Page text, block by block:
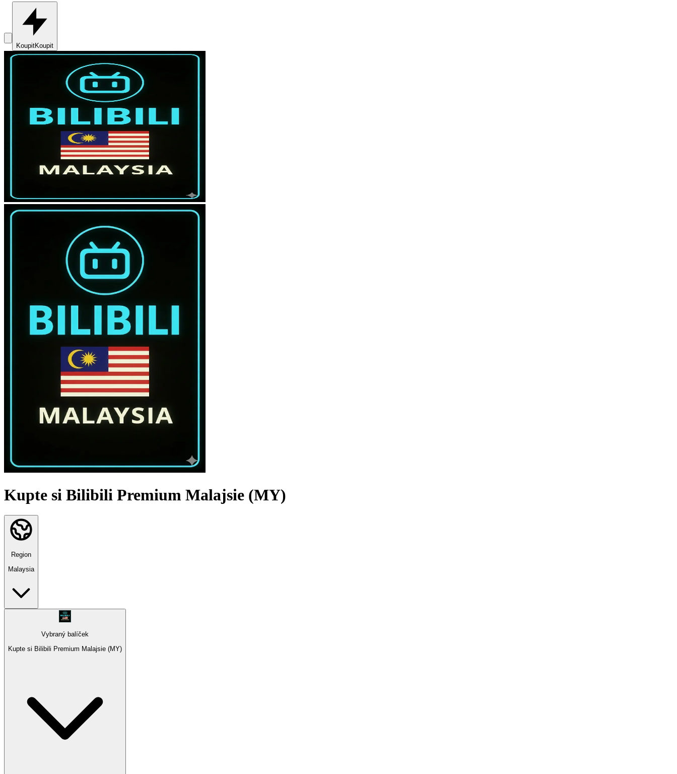
KoupitKoupit
Kupte si Bilibili Premium Malajsie (MY)
Region
Malaysia
Vybraný balíček
Kupte si Bilibili Premium Malajsie (MY)